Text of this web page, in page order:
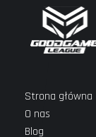
Strona główna
O nas
Blog